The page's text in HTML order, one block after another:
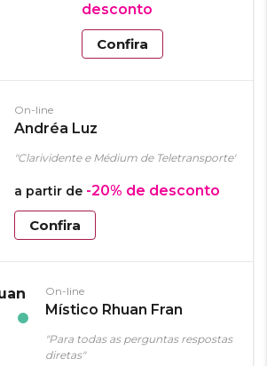
desconto
Confira
On-line
Andréa Luz
"Clarividente e Médium de Teletransporte"
a partir de -20% de desconto
Confira
On-line
Místico Rhuan Fran
"Para todas as perguntas respostas
diretas"